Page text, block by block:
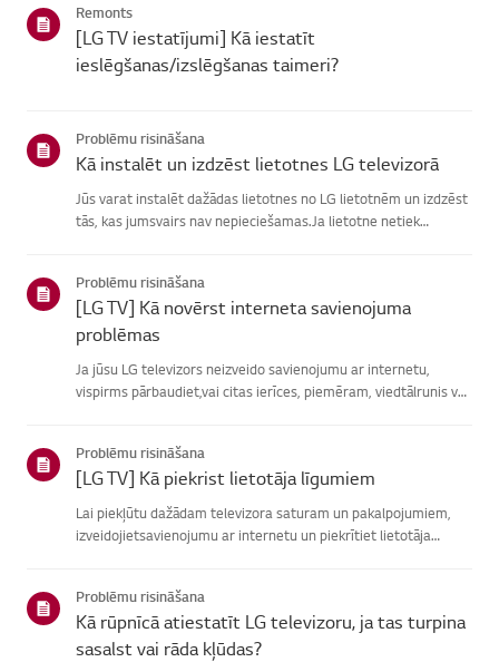
Remonts
[LG TV iestatījumi] Kā iestatīt
ieslēgšanas/izslēgšanas taimeri?
Problēmu risināšana
Kā instalēt un izdzēst lietotnes LG televizorā
Jūs varat instalēt dažādas lietotnes no LG lietotnēm un izdzēst
tās, kas jumsvairs nav nepieciešamas.Ja lietotne netiek
Problēmu risināšana
[LG TV] Kā novērst interneta savienojuma
problēmas
Ja jūsu LG televizors neizveido savienojumu ar internetu,
vispirms pārbaudiet,vai citas ierīces, piemēram, viedtālrunis vai
Problēmu risināšana
[LG TV] Kā piekrist lietotāja līgumiem
Lai piekļūtu dažādam televizora saturam un pakalpojumiem,
izveidojietsavienojumu ar internetu un piekrītiet lietotāja
Problēmu risināšana
Kā rūpnīcā atiestatīt LG televizoru, ja tas turpina
sasalst vai rāda kļūdas?